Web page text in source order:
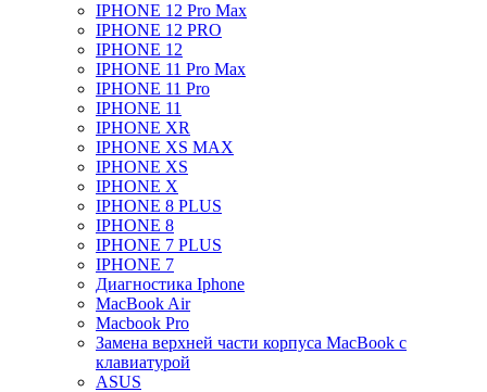
IPHONE 12 Pro Max
IPHONE 12 PRO
IPHONE 12
IPHONE 11 Pro Max
IPHONE 11 Pro
IPHONE 11
IPHONE XR
IPHONE XS MAX
IPHONE XS
IPHONE X
IPHONE 8 PLUS
IPHONE 8
IPHONE 7 PLUS
IPHONE 7
Диагностика Iphone
MacBook Air
Macbook Pro
Замена верхней части корпуса MacBook с
клавиатурой
ASUS